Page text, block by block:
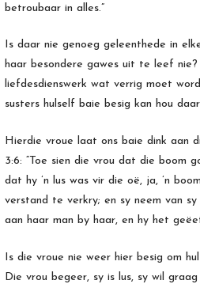
betroubaar in alles.”
Is daar nie genoeg geleenthede in
haar besondere gawes uit te leef
liefdesdienswerk wat verrig moet
susters hulself baie besig kan hou
Hierdie vroue laat ons baie dink aan
3:6: “Toe sien die vrou dat die boom
dat hy ’n lus was vir die oë, ja, ’n
verstand te verkry; en sy neem van
aan haar man by haar, en hy het
Is die vroue nie weer hier besig om
Die vrou begeer, sy is lus, sy wil